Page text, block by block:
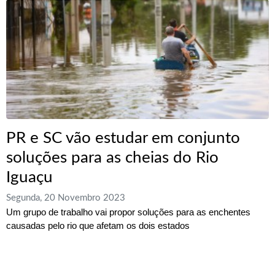
PR e SC vão estudar em conjunto
soluções para as cheias do Rio
Iguaçu
Segunda, 20 Novembro 2023
Um grupo de trabalho vai propor soluções para as enchentes
causadas pelo rio que afetam os dois estados